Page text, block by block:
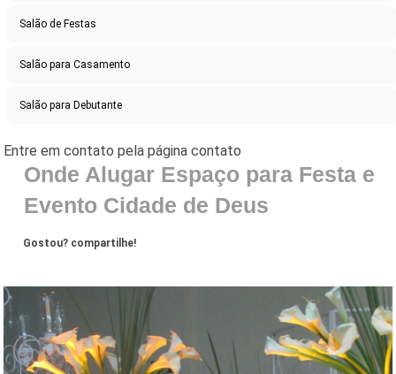
Salão de Festas
Salão para Casamento
Salão para Debutante
Onde Alugar Espaço para Festa e
Evento Cidade de Deus
Gostou? compartilhe!